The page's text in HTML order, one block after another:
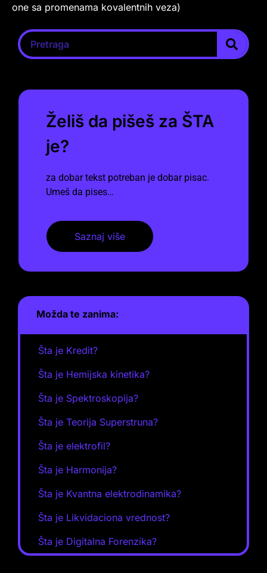
one sa promenama kovalentnih veza)
Želiš da pišeš za ŠTA
je?
za dobar tekst potreban je dobar pisac.
Umeš da pises…
Saznaj više
Možda te zanima:
Šta je Kredit?
Šta je Hemijska kinetika?
Šta je Spektroskopija?
Šta je Teorija Superstruna?
Šta je elektrofil?
Šta je Harmonija?
Šta je Kvantna elektrodinamika?
Šta je Likvidaciona vrednost?
Šta je Digitalna Forenzika?